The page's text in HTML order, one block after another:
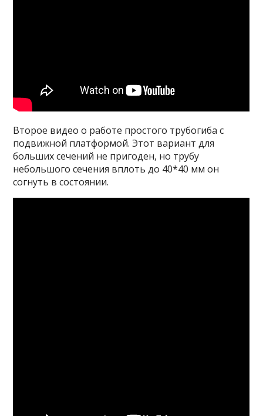
Второе видео о работе простого трубогиба с
подвижной платформой. Этот вариант для
больших сечений не пригоден, но трубу
небольшого сечения вплоть до 40*40 мм он
согнуть в состоянии.